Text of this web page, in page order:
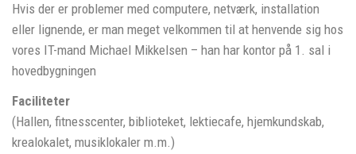
Hvis der er problemer med computere, netværk, installation
eller lignende, er man meget velkommen til at henvende sig hos
vores IT-mand Michael Mikkelsen – han har kontor på 1. sal i
hovedbygningen
Faciliteter
(Hallen, fitnesscenter, biblioteket, lektiecafe, hjemkundskab,
krealokalet, musiklokaler m.m.)